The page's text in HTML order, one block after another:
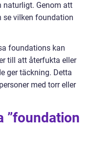
naturligt. Genom att
se vilken foundation
foundations kan
till att återfukta eller
ger täckning. Detta
med torr eller
”foundation